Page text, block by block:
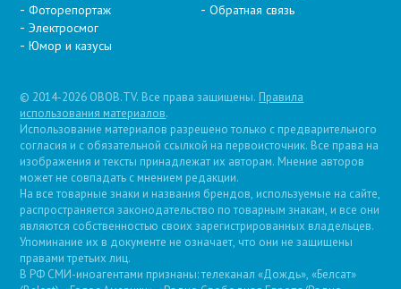
Фоторепортаж
Электросмог
Юмор и казусы
Обратная связь
© 2014-2026 OBOB.TV. Все права защищены. Правила
использования материалов.
Использование материалов разрешено только с предварительного
согласия и с обязательной ссылкой на первоисточник. Все права на
изображения и тексты принадлежат их авторам. Мнение авторов
может не совпадать с мнением редакции.
На все товарные знаки и названия брендов, используемые на сайте,
распространяется законодательство по товарным знакам, и все они
являются собственностью своих зарегистрированных владельцев.
Упоминание их в документе не означает, что они не защищены
правами третьих лиц.
В РФ СМИ-иноагентами признаны: телеканал «Дождь», «Белсат»